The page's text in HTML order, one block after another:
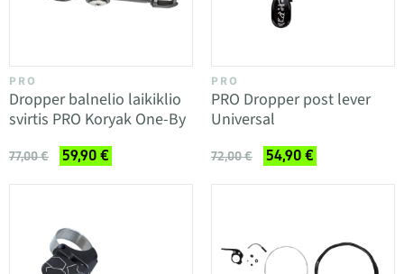
PRO
Dropper balnelio laikiklio
svirtis PRO Koryak One-By
77,00 € 59,90 €
PRO
PRO Dropper post lever
Universal
72,00 € 54,90 €